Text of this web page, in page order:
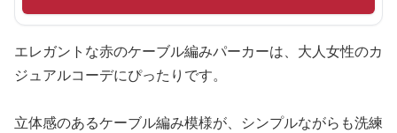
エレガントな赤のケーブル編みパーカーは、大人女性のカ
ジュアルコーデにぴったりです。
立体感のあるケーブル編み模様が、シンプルながらも洗練